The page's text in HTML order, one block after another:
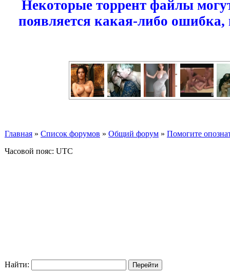
Некоторые торрент файлы
появляется какая-либо
Главная » Список форумов » Общий форум » Помогите
Часовой пояс: UTC
Найти: